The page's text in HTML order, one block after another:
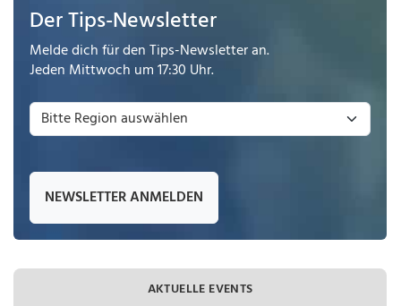
Der Tips-Newsletter
Melde dich für den Tips-Newsletter an.
Jeden Mittwoch um 17:30 Uhr.
NEWSLETTER ANMELDEN
AKTUELLE EVENTS